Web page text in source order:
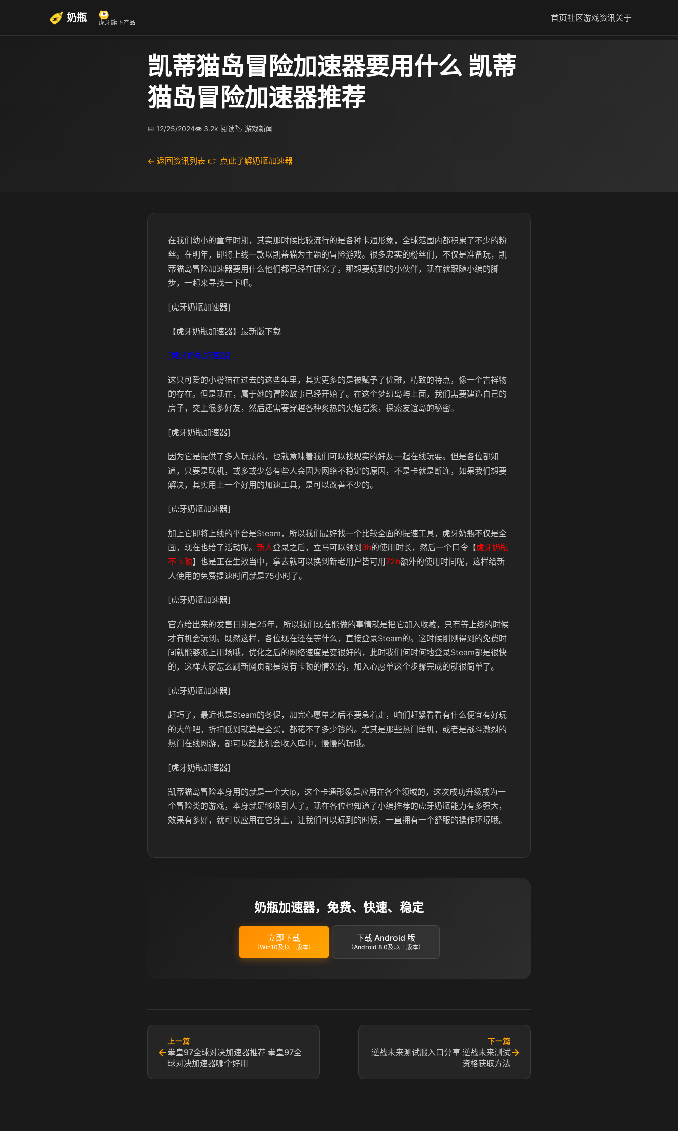
奶瓶 虎牙旗下产品 首页社区游戏资讯关于
凯蒂猫岛冒险加速器要用什么 凯蒂
猫岛冒险加速器推荐
📅 12/25/2024👁 3.2k 阅读🏷 游戏新闻
← 返回资讯列表 👉 点此了解奶瓶加速器
在我们幼小的童年时期，其实那时候比较流行的是各种卡通形象，全球范围内都积累了不少的粉
丝。在明年，即将上线一款以凯蒂猫为主题的冒险游戏。很多忠实的粉丝们，不仅是准备玩，凯
蒂猫岛冒险加速器要用什么他们都已经在研究了，那想要玩到的小伙伴，现在就跟随小编的脚
步，一起来寻找一下吧。
[虎牙奶瓶加速器]
【虎牙奶瓶加速器】最新版下载
[虎牙奶瓶加速器]
这只可爱的小粉猫在过去的这些年里，其实更多的是被赋予了优雅，精致的特点，像一个吉祥物
的存在。但是现在，属于她的冒险故事已经开始了。在这个梦幻岛屿上面，我们需要建造自己的
房子，交上很多好友，然后还需要穿越各种炙热的火焰岩浆，探索友谊岛的秘密。
[虎牙奶瓶加速器]
因为它是提供了多人玩法的，也就意味着我们可以找现实的好友一起在线玩耍。但是各位都知
道，只要是联机，或多或少总有些人会因为网络不稳定的原因，不是卡就是断连，如果我们想要
解决，其实用上一个好用的加速工具，是可以改善不少的。
[虎牙奶瓶加速器]
加上它即将上线的平台是Steam，所以我们最好找一个比较全面的提速工具，虎牙奶瓶不仅是全
面，现在也给了活动呢。 新人登录之后，立马可以领到 3h的使用时长，然后一个口令【虎牙奶瓶
不卡顿】也是正在生效当中，拿去就可以换到新老用户皆可用72h额外的使用时间呢，这样给新
人使用的免费提速时间就是75小时了。
[虎牙奶瓶加速器]
官方给出来的发售日期是25年，所以我们现在能做的事情就是把它加入收藏，只有等上线的时候
才有机会玩到。既然这样，各位现在还在等什么，直接登录Steam的。这时候刚刚得到的免费时
间就能够派上用场哦，优化之后的网络速度是变很好的，此时我们何时何地登录Steam都是很快
的，这样大家怎么刷新网页都是没有卡顿的情况的，加入心愿单这个步骤完成的就很简单了。
[虎牙奶瓶加速器]
赶巧了，最近也是Steam的冬促，加完心愿单之后不要急着走，咱们赶紧看看有什么便宜有好玩
的大作吧，折扣低到就算是全买，都花不了多少钱的。尤其是那些热门单机，或者是战斗激烈的
热门在线网游，都可以趁此机会收入库中，慢慢的玩哦。
[虎牙奶瓶加速器]
凯蒂猫岛冒险本身用的就是一个大ip，这个卡通形象是应用在各个领域的，这次成功升级成为一
个冒险类的游戏，本身就足够吸引人了。现在各位也知道了小编推荐的虎牙奶瓶能力有多强大，
效果有多好，就可以应用在它身上，让我们可以玩到的时候，一直拥有一个舒服的操作环境哦。
奶瓶加速器，免费、快速、稳定
立即下载
（Win10及以上版本）
下载 Android 版
（Android 8.0及以上版本）
←
上一篇
拳皇97全球对决加速器推荐 拳皇97全
球对决加速器哪个好用
下一篇
逆战未来测试服入口分享 逆战未来测试
资格获取方法
→